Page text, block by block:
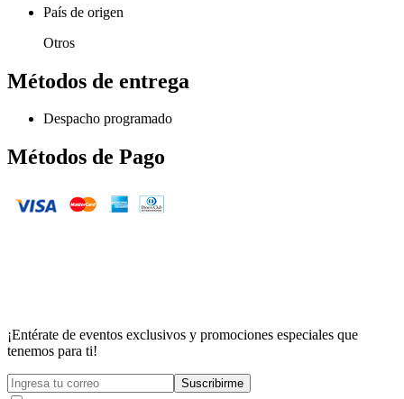
País de origen
Otros
Métodos de entrega
Despacho programado
Métodos de Pago
¡Entérate de eventos exclusivos y promociones especiales que
tenemos para ti!
Suscribirme